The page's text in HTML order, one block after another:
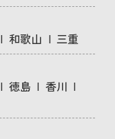
和歌山
三重
徳島
香川